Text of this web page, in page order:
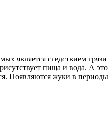
является следствием
пища и вода. А
жуки в